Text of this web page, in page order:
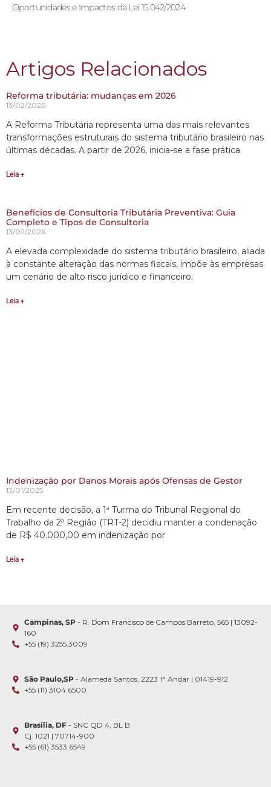
Oportunidades e Impactos da Lei 15.042/2024
Artigos Relacionados
Reforma tributária: mudanças em 2026
13/02/2026
A Reforma Tributária representa uma das mais relevantes
transformações estruturais do sistema tributário brasileiro nas
últimas décadas. A partir de 2026, inicia-se a fase prática
Leia +
Benefícios de Consultoria Tributária Preventiva: Guia
Completo e Tipos de Consultoria
13/02/2026
A elevada complexidade do sistema tributário brasileiro, aliada
à constante alteração das normas fiscais, impõe às empresas
um cenário de alto risco jurídico e financeiro.
Leia +
Indenização por Danos Morais após Ofensas de Gestor
13/01/2025
Em recente decisão, a 1ª Turma do Tribunal Regional do
Trabalho da 2ª Região (TRT-2) decidiu manter a condenação
de R$ 40.000,00 em indenização por
Leia +
Campinas, SP - R. Dom Francisco de Campos Barreto, 565 | 13092-
160
+55 (19) 3255.3009
São Paulo,SP - Alameda Santos, 2223 1° Andar | 01419-912
+55 (11) 3104.6500
Brasília, DF - SNC QD 4, BL B
Cj. 1021 | 70714-900
+55 (61) 3533.6549